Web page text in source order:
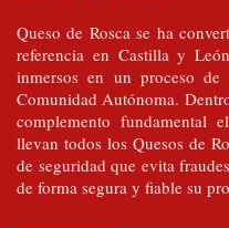
Queso de Rosca se ha
referencia en Castilla y
inmersos en un proceso
Comunidad Autónoma.
complemento fundamental
llevan todos los Quesos de
de seguridad que evita
de forma segura y fiable su